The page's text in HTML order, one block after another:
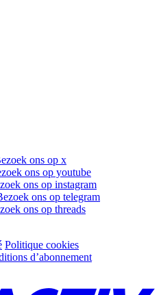
ons op x
ons op youtube
ons op instagram
ons op telegram
ons op threads
Politique cookies
d’abonnement